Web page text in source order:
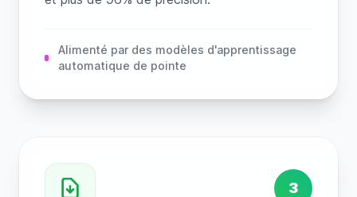
Alimenté par des modèles d'apprentissage
automatique de pointe
3